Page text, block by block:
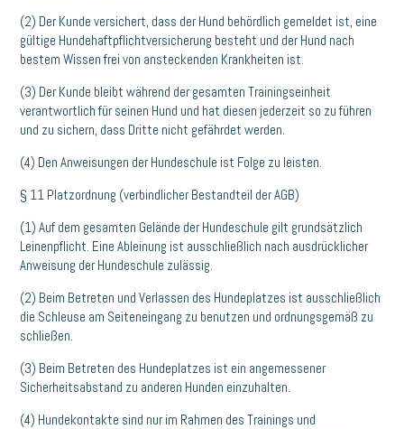
(2) Der Kunde versichert, dass der Hund behördlich gemeldet ist, eine
gültige Hundehaftpflichtversicherung besteht und der Hund nach
bestem Wissen frei von ansteckenden Krankheiten ist.
(3) Der Kunde bleibt während der gesamten Trainingseinheit
verantwortlich für seinen Hund und hat diesen jederzeit so zu führen
und zu sichern, dass Dritte nicht gefährdet werden.
(4) Den Anweisungen der Hundeschule ist Folge zu leisten.
§ 11 Platzordnung (verbindlicher Bestandteil der AGB)
(1) Auf dem gesamten Gelände der Hundeschule gilt grundsätzlich
Leinenpflicht. Eine Ableinung ist ausschließlich nach ausdrücklicher
Anweisung der Hundeschule zulässig.
(2) Beim Betreten und Verlassen des Hundeplatzes ist ausschließlich
die Schleuse am Seiteneingang zu benutzen und ordnungsgemäß zu
schließen.
(3) Beim Betreten des Hundeplatzes ist ein angemessener
Sicherheitsabstand zu anderen Hunden einzuhalten.
(4) Hundekontakte sind nur im Rahmen des Trainings und